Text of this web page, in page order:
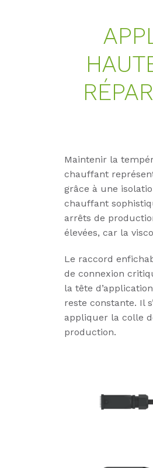
Maintenir la
chauffant
grâce à une
chauffant
arrêts de
élevées, car la
Le raccord
de connexion
la tête
reste constante. Il
appliquer la colle
production.